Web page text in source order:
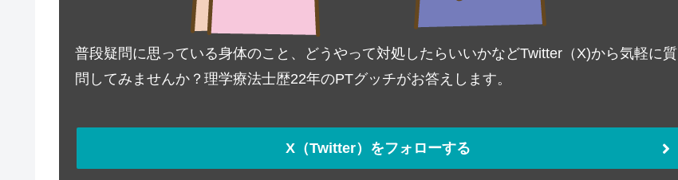
普段疑問に思っている身体のこと、どうやって対処したらいいかなどTwitter（X)から気軽に質
問してみませんか？理学療法士歴22年のPTグッチがお答えします。
X（Twitter）をフォローする